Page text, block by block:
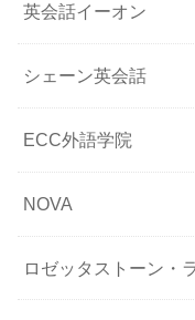
英会話イーオン
シェーン英会話
ECC外語学院
NOVA
ロゼッタストーン・